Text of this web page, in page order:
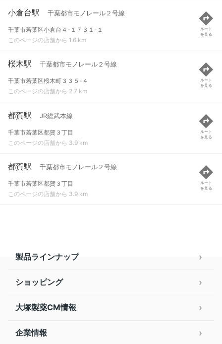
小倉台駅 千葉都市モノレール２号線
千葉市若葉区小倉台４-１７３１-１
このページの店舗から 1.6 km
ルート
を見る
桜木駅 千葉都市モノレール２号線
千葉市若葉区桜木町３３５-４
このページの店舗から 2.7 km
ルート
を見る
都賀駅 JR総武本線
千葉市若葉区都賀３丁目
このページの店舗から 3.9 km
ルート
を見る
都賀駅 千葉都市モノレール２号線
千葉市若葉区都賀３丁目
このページの店舗から 3.9 km
ルート
を見る
製品ラインナップ
ショッピング
大塚製薬CM情報
企業情報